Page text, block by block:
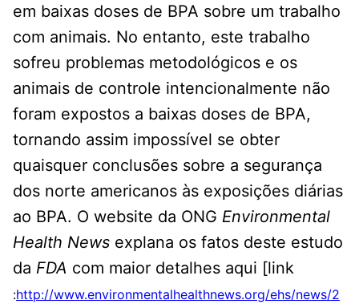
em baixas doses de BPA sobre um trabalho
com animais. No entanto, este trabalho
sofreu problemas metodológicos e os
animais de controle intencionalmente não
foram expostos a baixas doses de BPA,
tornando assim impossível se obter
quaisquer conclusões sobre a segurança
dos norte americanos às exposições diárias
ao BPA. O website da ONG Environmental
Health News explana os fatos deste estudo
da FDA com maior detalhes aqui [link
:http://www.environmentalhealthnews.org/ehs/news/2